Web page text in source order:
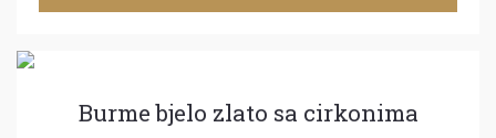
Burme bjelo zlato sa cirkonima